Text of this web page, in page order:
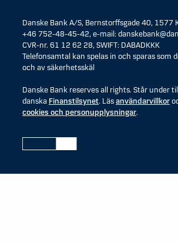
Danske Bank A/S, Bernstorffsgade 40, 1577
+46 752-48-45-42, e-mail:
CVR-nr. 61 12 62 28, SWIFT: DABADKKK
Telefonsamtal kan spelas in och sparas som
och av säkerhetsskäl
Danske Bank reserves all rights. Står under
danska Finanstilsynet. Läsanvändarvillkor
cookies och personupplysningar.